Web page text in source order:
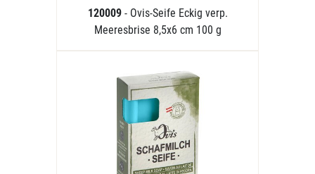
120009 - Ovis-Seife Eckig verp.
Meeresbrise 8,5x6 cm 100 g